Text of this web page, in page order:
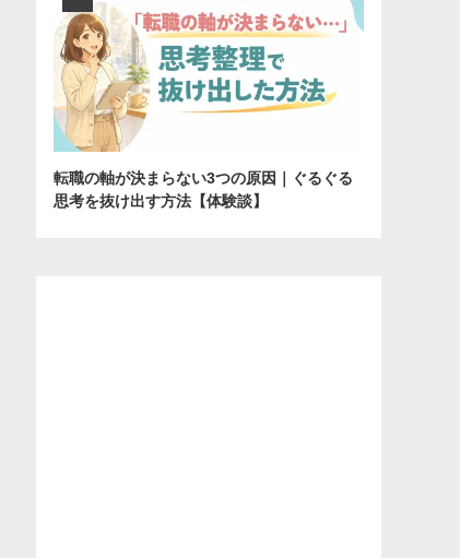
転職の軸が決まらない3つの原因｜ぐるぐる
思考を抜け出す方法【体験談】